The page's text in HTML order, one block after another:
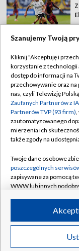
©2026
Szanujemy Twoją
Kliknij "Akceptuję i
korzystanie z technologii
dostęp do informacji na
przechowywanie oraz
nas, czyli Telewizję
Zaufanych Partnerów z
Partnerów TVP (93 firm),
zautomatyzowanego
mierzenia ich
także zgody na
Twoje dane osobowe
poszczególnych
zapisywane za pomocą
WWW lub innych
ruchu w Internecie.
Twoje dane osobowe
poszczególnych